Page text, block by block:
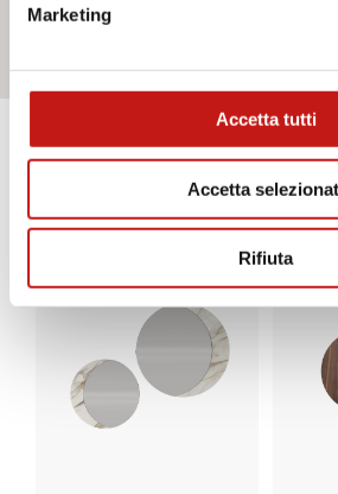
Marketing
Accetta tutti
Accetta
Rifiuta